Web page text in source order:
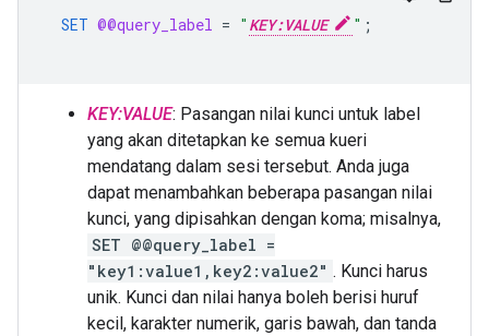
SET @@query_label = " KEY:VALUE " ;
KEY:VALUE: Pasangan nilai kunci untuk label
yang akan ditetapkan ke semua kueri
mendatang dalam sesi tersebut. Anda juga
dapat menambahkan beberapa pasangan nilai
kunci, yang dipisahkan dengan koma; misalnya,
SET @@query_label =
"key1:value1,key2:value2" . Kunci harus
unik. Kunci dan nilai hanya boleh berisi huruf
kecil, karakter numerik, garis bawah, dan tanda